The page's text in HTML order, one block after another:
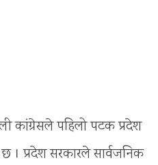
कांग्रेसले पहिलो पटक प्रदेश
। प्रदेश सरकारले सार्वजनिक